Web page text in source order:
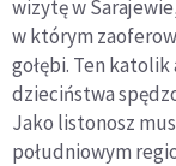
wizytę w
w którym
gołębi. Ten
dzieciństwa
Jako listonosz
południowym